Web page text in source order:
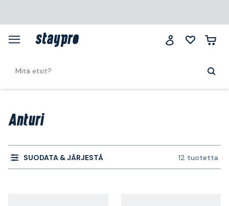
Anturi
SUODATA & JÄRJESTÄ 12 tuotetta